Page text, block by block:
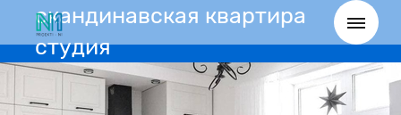
скандинавская квартира
студия